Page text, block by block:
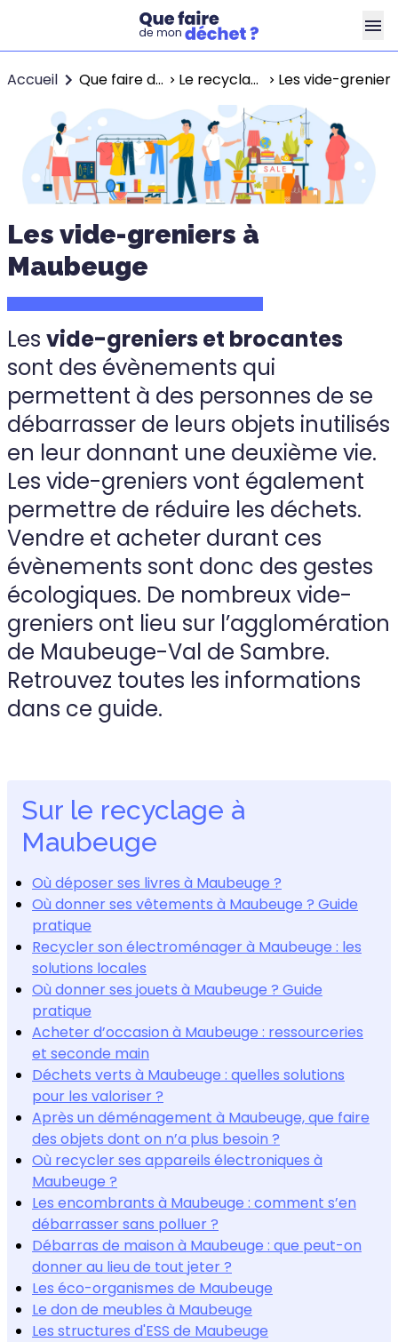
Accueil Que faire de mes déchets ? Le recyclage à Maubeuge Les vide-
Les vide-greniers à
Maubeuge
Les vide-greniers et brocantes
sont des évènements qui
permettent à des personnes de se
débarrasser de leurs objets inutilisés
en leur donnant une deuxième vie.
Les vide-greniers vont également
permettre de réduire les déchets.
Vendre et acheter durant ces
évènements sont donc des gestes
écologiques. De nombreux vide-
greniers ont lieu sur l’agglomération
de Maubeuge-Val de Sambre.
Retrouvez toutes les informations
dans ce guide.
Sur le recyclage à
Maubeuge
Où déposer ses livres à Maubeuge ?
Où donner ses vêtements à Maubeuge ? Guide
pratique
Recycler son électroménager à Maubeuge : les
solutions locales
Où donner ses jouets à Maubeuge ? Guide
pratique
Acheter d’occasion à Maubeuge : ressourceries
et seconde main
Déchets verts à Maubeuge : quelles solutions
pour les valoriser ?
Après un déménagement à Maubeuge, que faire
des objets dont on n’a plus besoin ?
Où recycler ses appareils électroniques à
Maubeuge ?
Les encombrants à Maubeuge : comment s’en
débarrasser sans polluer ?
Débarras de maison à Maubeuge : que peut-on
donner au lieu de tout jeter ?
Les éco-organismes de Maubeuge
Le don de meubles à Maubeuge
Les structures d'ESS de Maubeuge